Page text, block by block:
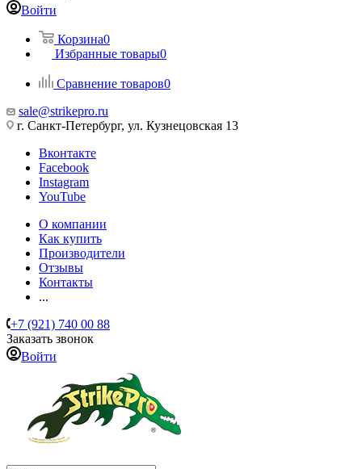
Войти
Корзина0
Избранные товары0
Сравнение товаров0
sale@strikepro.ru
г. Санкт-Петербург, ул. Кузнецовская 13
Вконтакте
Facebook
Instagram
YouTube
О компании
Как купить
Производители
Отзывы
Контакты
...
+7 (921) 740 00 88
Заказать звонок
Войти